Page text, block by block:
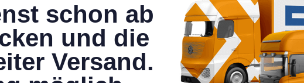
schon ab
und die
Versand.